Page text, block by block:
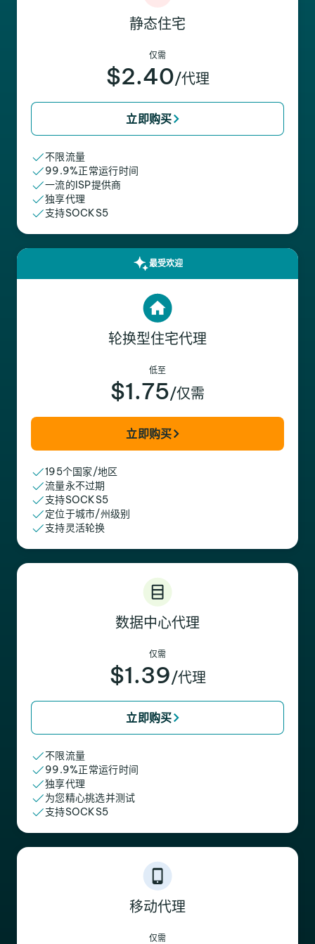
静态住宅
仅需
$2.40/代理
立即购买
不限流量
99.9%正常运行时间
一流的ISP提供商
独享代理
支持SOCKS5
最受欢迎
轮换型住宅代理
低至
$1.75/仅需
立即购买
195个国家/地区
流量永不过期
支持SOCKS5
定位于城市/州级别
支持灵活轮换
数据中心代理
仅需
$1.39/代理
立即购买
不限流量
99.9%正常运行时间
独享代理
为您精心挑选并测试
支持SOCKS5
移动代理
仅需